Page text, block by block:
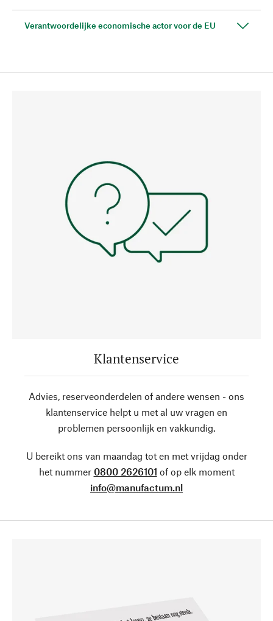
Verantwoordelijke economische actor voor de EU
Klantenservice
Advies, reserveonderdelen of andere wensen - ons
klantenservice helpt u met al uw vragen en
problemen persoonlijk en vakkundig.
U bereikt ons van maandag tot en met vrijdag onder
het nummer 0800 2626101 of op elk moment
info@manufactum.nl